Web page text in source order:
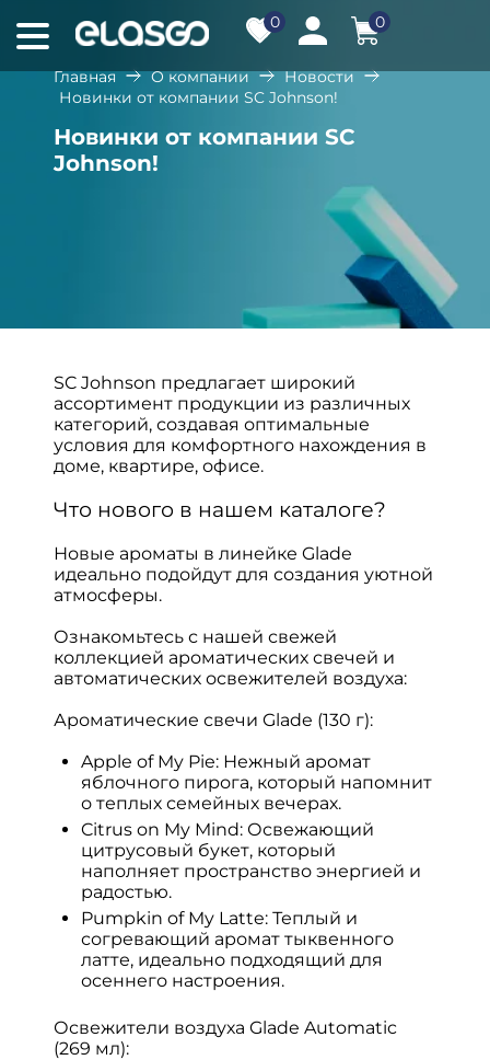
0 0
Главная О компании
Новости
Новинки от компании SC Johnson!
Новинки от компании SC
Johnson!
SC Johnson предлагает широкий
ассортимент продукции из различных
категорий, создавая оптимальные
условия для комфортного нахождения в
доме, квартире, офисе.
Что нового в нашем каталоге?
Новые ароматы в линейке Glade
идеально подойдут для создания уютной
атмосферы.
Ознакомьтесь с нашей свежей
коллекцией ароматических свечей и
автоматических освежителей воздуха:
Ароматические свечи Glade (130 г):
Apple of My Pie: Нежный аромат
яблочного пирога, который напомнит
о теплых семейных вечерах.
Citrus on My Mind: Освежающий
цитрусовый букет, который
наполняет пространство энергией и
радостью.
Pumpkin of My Latte: Теплый и
согревающий аромат тыквенного
латте, идеально подходящий для
осеннего настроения.
Освежители воздуха Glade Automatic
(269 мл):